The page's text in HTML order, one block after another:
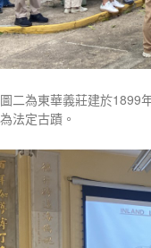
圖二為東華義莊建於1899
為法定古蹟。